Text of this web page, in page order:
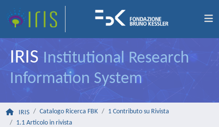
IRIS Institutional Research
Information System
IRIS Catalogo Ricerca FBK
1 Contributo su Rivista
1.1 Articolo in rivista